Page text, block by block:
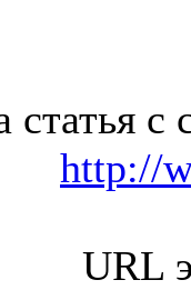
статья с
http://
URL